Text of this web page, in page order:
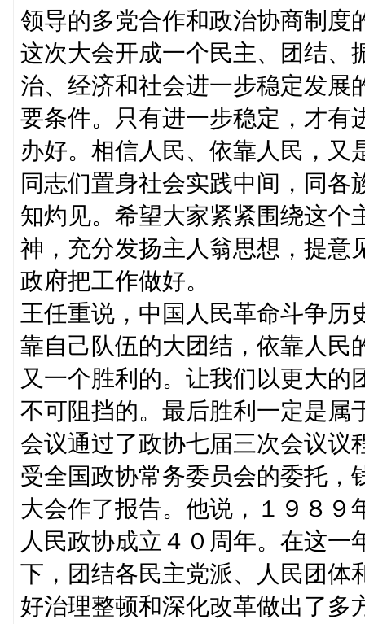
领导的多党合作和政治协商制度
这次大会开成一个民主、团结、
治、经济和社会进一步稳定发展
要条件。只有进一步稳定，才有
办好。相信人民、依靠人民，又
同志们置身社会实践中间，同
知灼见。希望大家紧紧围绕这个
神，充分发扬主人翁思想，提意
政府把工作做好。
王任重说，中国人民革命斗争历
靠自己队伍的大团结，依靠人民
又一个胜利的。让我们以更大
不可阻挡的。最后胜利一定是属
会议通过了政协七届三次会议议
受全国政协常务委员会的委托，
大会作了报告。他说，１９８９
人民政协成立４０周年。在这
下，团结各民主党派、人民团体
好治理整顿和深化改革做出了